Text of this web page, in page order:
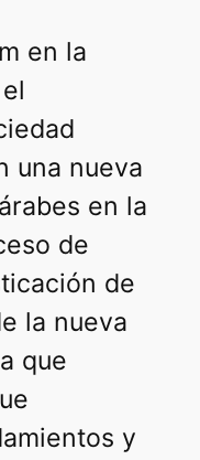
en la
una nueva
árabes en la
de
de
la nueva
que
y